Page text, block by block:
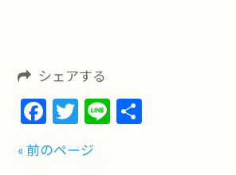
シェアする
Facebook
Twitter
Line
« 前のページ